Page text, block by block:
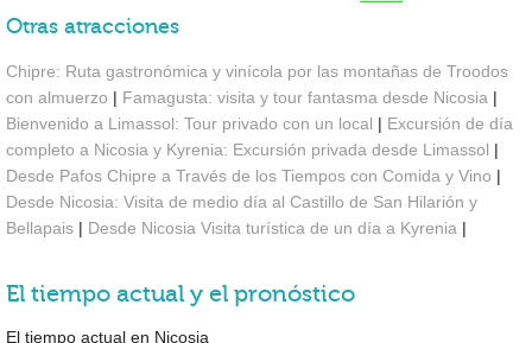
Otras atracciones
Chipre: Ruta gastronómica y vinícola por las montañas de Troodos
con almuerzo | Famagusta: visita y tour fantasma desde Nicosia |
Bienvenido a Limassol: Tour privado con un local | Excursión de día
completo a Nicosia y Kyrenia: Excursión privada desde Limassol |
Desde Pafos Chipre a Través de los Tiempos con Comida y Vino |
Desde Nicosia: Visita de medio día al Castillo de San Hilarión y
Bellapais | Desde Nicosia Visita turística de un día a Kyrenia |
El tiempo actual y el pronóstico
El tiempo actual en Nicosia